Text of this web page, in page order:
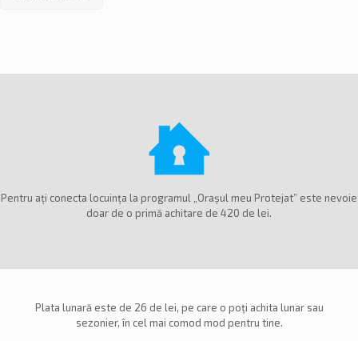
Pentru ați conecta locuința la programul „Orașul meu Protejat” este nevoie
doar de o primă achitare de 420 de lei.
Plata lunară este de 26 de lei, pe care o poți achita lunar sau
sezonier, în cel mai comod mod pentru tine.